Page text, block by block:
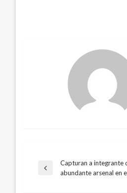
Entrada
Capturan a integrante
abundante arsenal en